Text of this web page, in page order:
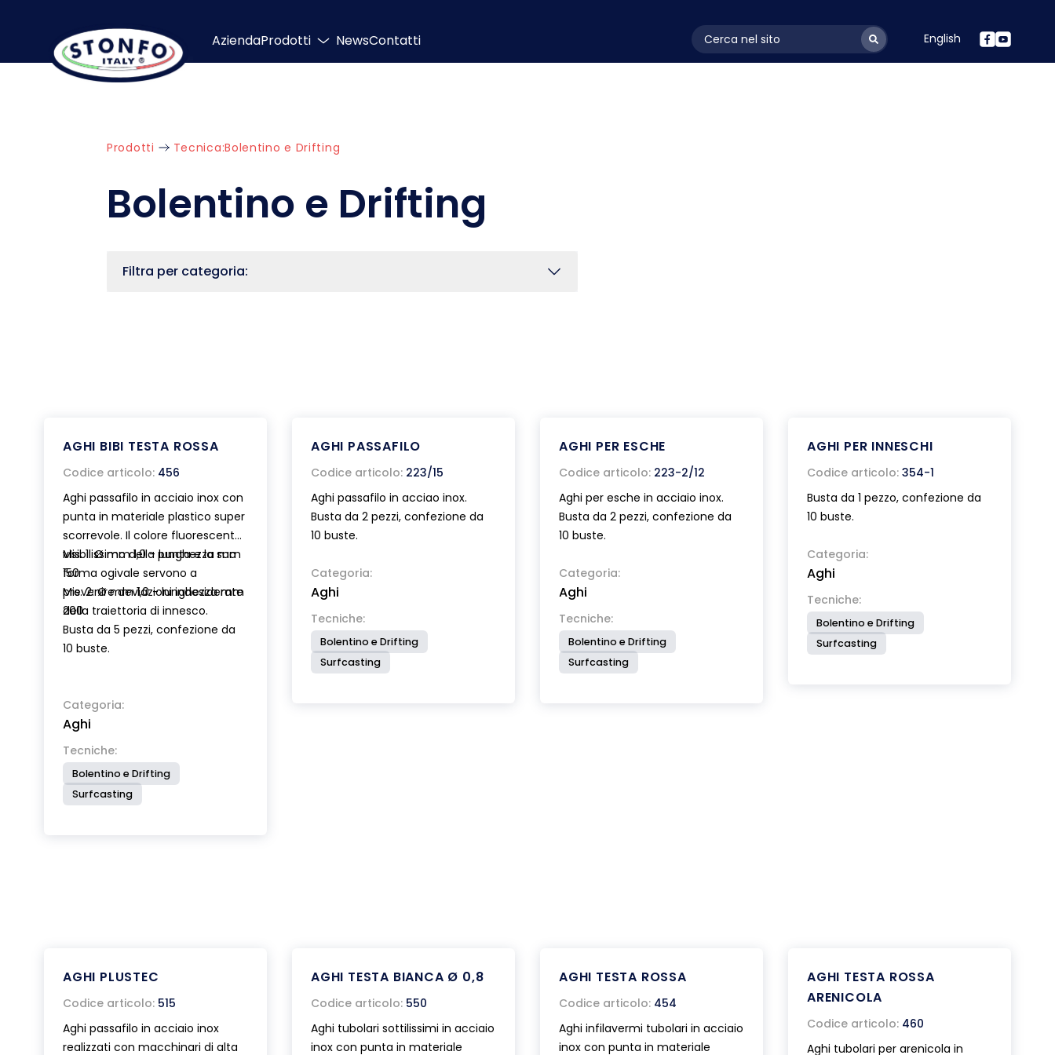
AziendaProdotti NewsContatti layoutSearchLabel English
Prodotti Tecnica:Bolentino e Drifting
Bolentino e Drifting
Filtra per categoria:
AGHI BIBI TESTA ROSSA
Codice articolo: 456
Aghi passafilo in acciaio inox con
punta in materiale plastico super
scorrevole. Il colore fluorescente
visibilissimo della punta e la sua
forma ogivale servono a
prevenire deviazioni indesiderate
della traiettoria di innesco.
Mis. 1: Ø mm 1,0 - lunghezza mm
150
Mis. 2: Ø mm 1,0 - lunghezza mm
200
Busta da 5 pezzi, confezione da
10 buste.
Categoria:
Aghi
Tecniche:
Bolentino e Drifting
Surfcasting
AGHI PASSAFILO
Codice articolo: 223/15
Aghi passafilo in acciao inox.
Busta da 2 pezzi, confezione da
10 buste.
Categoria:
Aghi
Tecniche:
Bolentino e Drifting
Surfcasting
AGHI PER ESCHE
Codice articolo: 223-2/12
Aghi per esche in acciaio inox.
Busta da 2 pezzi, confezione da
10 buste.
Categoria:
Aghi
Tecniche:
Bolentino e Drifting
Surfcasting
AGHI PER INNESCHI
Codice articolo: 354-1
Busta da 1 pezzo, confezione da
10 buste.
Categoria:
Aghi
Tecniche:
Bolentino e Drifting
Surfcasting
AGHI PLUSTEC
Codice articolo: 515
Aghi passafilo in acciaio inox
realizzati con macchinari di alta
AGHI TESTA BIANCA Ø 0,8
Codice articolo: 550
Aghi tubolari sottilissimi in acciaio
inox con punta in materiale
AGHI TESTA ROSSA
Codice articolo: 454
Aghi infilavermi tubolari in acciaio
inox con punta in materiale
AGHI TESTA ROSSA
ARENICOLA
Codice articolo: 460
Aghi tubolari per arenicola in